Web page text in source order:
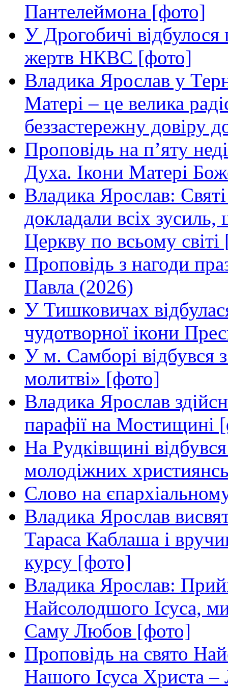
Пантелеймона [фото]
У Дрогобичі відбулося
жертв НКВС [фото]
Владика Ярослав у
Матері – це велика
беззастережну довіру
Проповідь на п’яту
Духа. Ікони Матері
Владика Ярослав:
докладали всіх
Церкву по всьому
Проповідь з нагоди
Павла (2026)
У Тишковичах
чудотворної ікони
У м. Самборі відбувся
молитві» [фото]
Владика Ярослав
парафії на Мостищині
На Рудківщині
молодіжних
Слово на
Владика Ярослав
Тараса Каблаша і
курсу [фото]
Владика Ярослав:
Найсолодшого Ісуса,
Саму Любов [фото]
Проповідь на свято
Нашого Ісуса Христа